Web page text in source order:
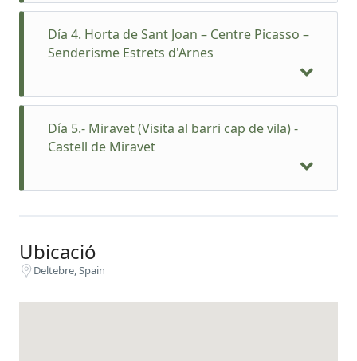
Un cop establerts a la plana deltaica, el guia i el
bus ens recollirà a l'Hotel per visitar el centre
Día 4. Horta de Sant Joan – Centre Picasso –
Senderisme Estrets d'Arnes
Día 5.- Miravet (Visita al barri cap de vila) -
Castell de Miravet
Ubicació
Deltebre, Spain